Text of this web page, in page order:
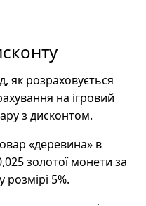
як розраховується
на ігровий
з дисконтом.
«деревина» в
золотої монети за
розмірі 5%.